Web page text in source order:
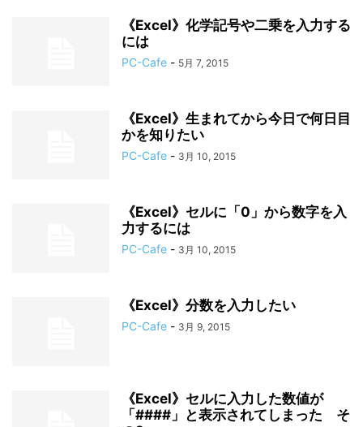
《Excel》化学記号や二乗を入力する
には
PC-Cafe - 5月 7, 2015
《Excel》生まれてから今日で何日目
かを知りたい
PC-Cafe - 3月 10, 2015
《Excel》セルに「0」から数字を入
力するには
PC-Cafe - 3月 10, 2015
《Excel》分数を入力したい
PC-Cafe - 3月 9, 2015
《Excel》セルに入力した数値が
「####」と表示されてしまった そ